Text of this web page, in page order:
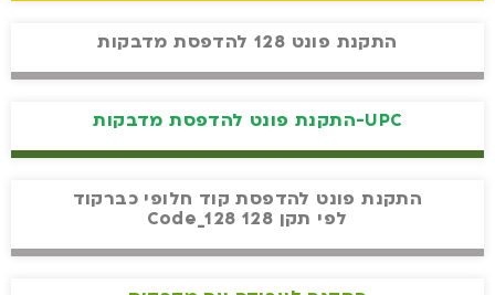
התקנת פונט 128 להדפסת מדבקות
UPC-התקנת פונט להדפסת מדבקות
התקנת פונט להדפסת קוד חלופי כברקוד
לפי תקן 128 Code_128